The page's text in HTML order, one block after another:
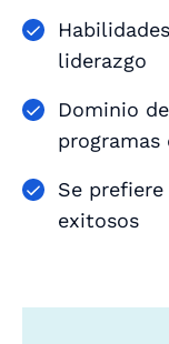
liderazgo
Dominio
Se
exitosos